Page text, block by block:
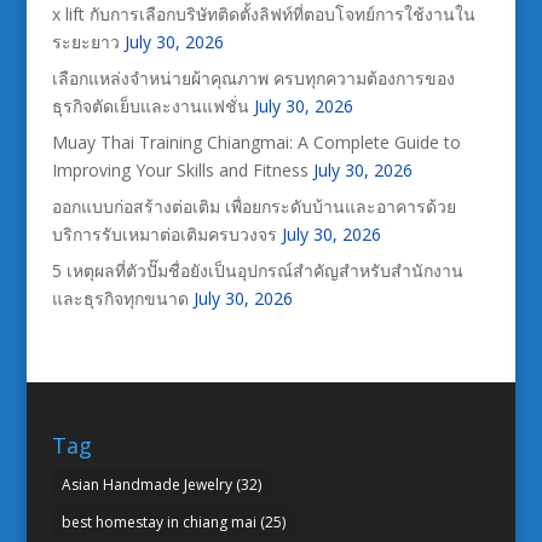
x lift กับการเลือกบริษัทติดตั้งลิฟท์ที่ตอบโจทย์การใช้งานใน
ระยะยาว July 30, 2026
เลือกแหล่งจำหน่ายผ้าคุณภาพ ครบทุกความต้องการของ
ธุรกิจตัดเย็บและงานแฟชั่น July 30, 2026
Muay Thai Training Chiangmai: A Complete Guide to
Improving Your Skills and Fitness July 30, 2026
ออกแบบก่อสร้างต่อเติม เพื่อยกระดับบ้านและอาคารด้วย
บริการรับเหมาต่อเติมครบวงจร July 30, 2026
5 เหตุผลที่ตัวปั๊มชื่อยังเป็นอุปกรณ์สำคัญสำหรับสำนักงาน
และธุรกิจทุกขนาด July 30, 2026
Tag
Asian Handmade Jewelry(32)
best homestay in chiang mai (25)